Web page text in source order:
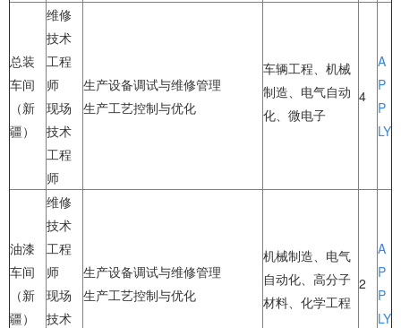
总装
车间
（新
疆）
维修
技术
工程
师
现场
技术
工程
师
生产设备调试与维修管理
生产工艺控制与优化
车辆工程、机械
制造、电气自动
化、微电子
4
A
P
P
LY
油漆
车间
（新
疆）
维修
技术
工程
师
现场
技术
生产设备调试与维修管理
生产工艺控制与优化
机械制造、电气
自动化、高分子
材料、化学工程
2
A
P
P
LY